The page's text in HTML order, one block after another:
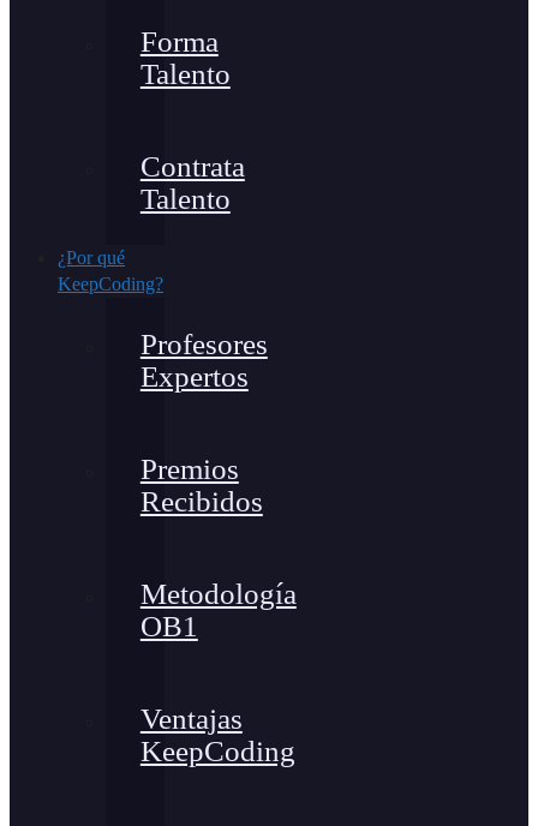
Forma
Talento
Contrata
Talento
¿Por qué
KeepCoding?
Profesores
Expertos
Premios
Recibidos
Metodología
OB1
Ventajas
KeepCoding